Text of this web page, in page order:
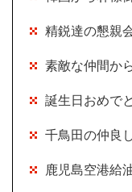
精鋭達の懇親
素敵な仲間か
誕生日おめで
千鳥田の仲良
鹿児島空港給